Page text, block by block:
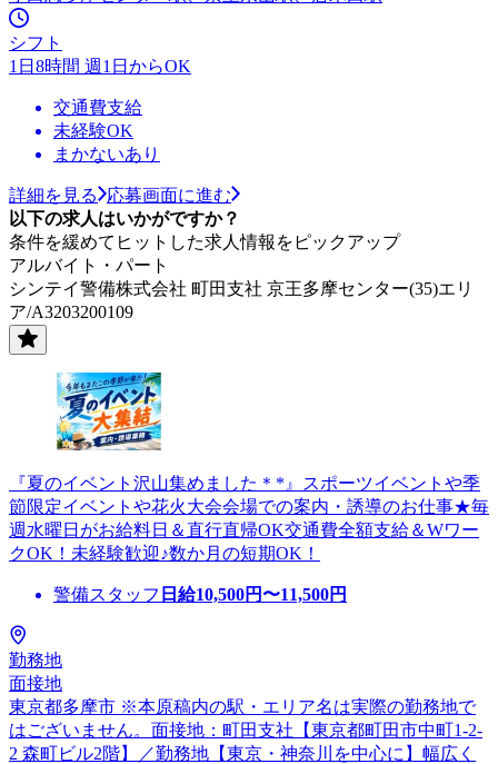
シフト
1日8時間 週1日からOK
交通費支給
未経験OK
まかないあり
詳細を見る
応募画面に進む
以下の求人はいかがですか？
条件を緩めてヒットした求人情報をピックアップ
アルバイト・パート
シンテイ警備株式会社 町田支社 京王多摩センター(35)エリ
ア/A3203200109
『夏のイベント沢山集めました＊*』スポーツイベントや季
節限定イベントや花火大会会場での案内・誘導のお仕事★毎
週水曜日がお給料日＆直行直帰OK交通費全額支給＆Wワー
クOK！未経験歓迎♪数か月の短期OK！
警備スタッフ 日給10,500円〜11,500円
勤務地
面接地
東京都多摩市 ※本原稿内の駅・エリア名は実際の勤務地で
はございません。面接地：町田支社【東京都町田市中町1-2-
2 森町ビル2階】／勤務地【東京・神奈川を中心に】幅広く